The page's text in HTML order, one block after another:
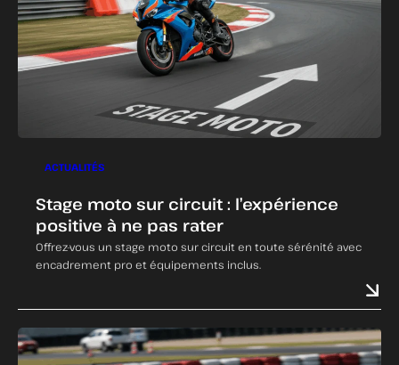
ACTUALITÉS
Stage moto sur circuit : l’expérience
positive à ne pas rater
Offrez-vous un stage moto sur circuit en toute sérénité avec
encadrement pro et équipements inclus.